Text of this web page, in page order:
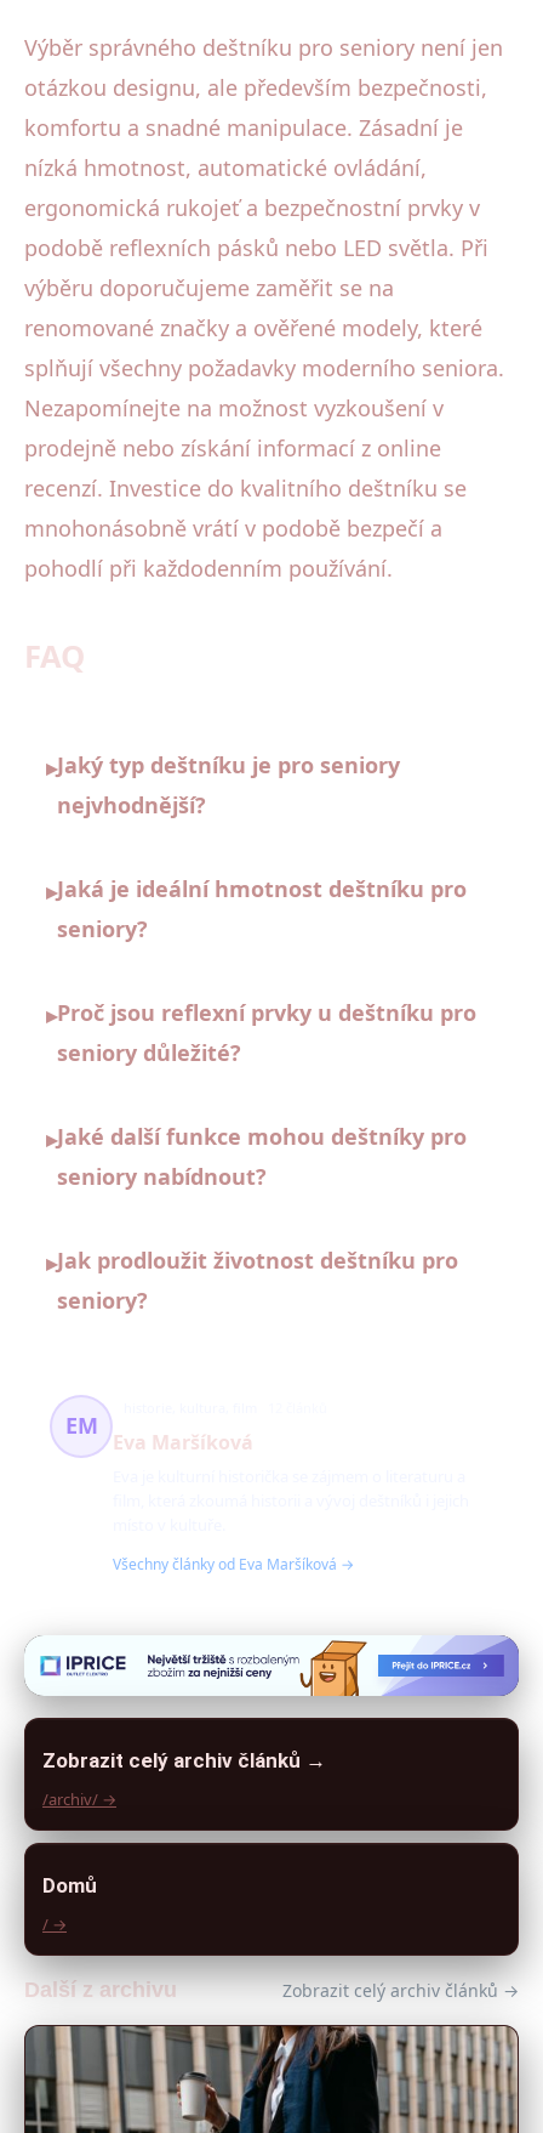
Výběr správného deštníku pro seniory není jen
otázkou designu, ale především bezpečnosti,
komfortu a snadné manipulace. Zásadní je
nízká hmotnost, automatické ovládání,
ergonomická rukojeť a bezpečnostní prvky v
podobě reflexních pásků nebo LED světla. Při
výběru doporučujeme zaměřit se na
renomované značky a ověřené modely, které
splňují všechny požadavky moderního seniora.
Nezapomínejte na možnost vyzkoušení v
prodejně nebo získání informací z online
recenzí. Investice do kvalitního deštníku se
mnohonásobně vrátí v podobě bezpečí a
pohodlí při každodenním používání.
FAQ
▸Jaký typ deštníku je pro seniory
nejvhodnější?
▸Jaká je ideální hmotnost deštníku pro
seniory?
▸Proč jsou reflexní prvky u deštníku pro
seniory důležité?
▸Jaké další funkce mohou deštníky pro
seniory nabídnout?
▸Jak prodloužit životnost deštníku pro
seniory?
EM
Eva Maršíková
Všechny články od Eva Maršíková →
Zobrazit celý archiv článků →
/archiv/ →
Domů
/ →
Další z archivu Zobrazit celý archiv článků →